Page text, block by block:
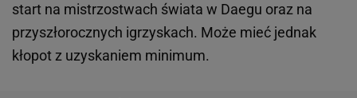
start na mistrzostwach świata w Daegu oraz na
przyszłorocznych igrzyskach. Może mieć jednak
kłopot z uzyskaniem minimum.